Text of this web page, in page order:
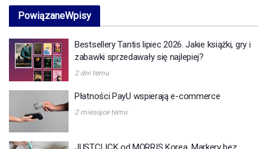
PowiązaneWpisy
Bestsellery Tantis lipiec 2026. Jakie książki, gry i
zabawki sprzedawały się najlepiej?
2 dni temu
Płatności PayU wspierają e-commerce
2 miesiące temu